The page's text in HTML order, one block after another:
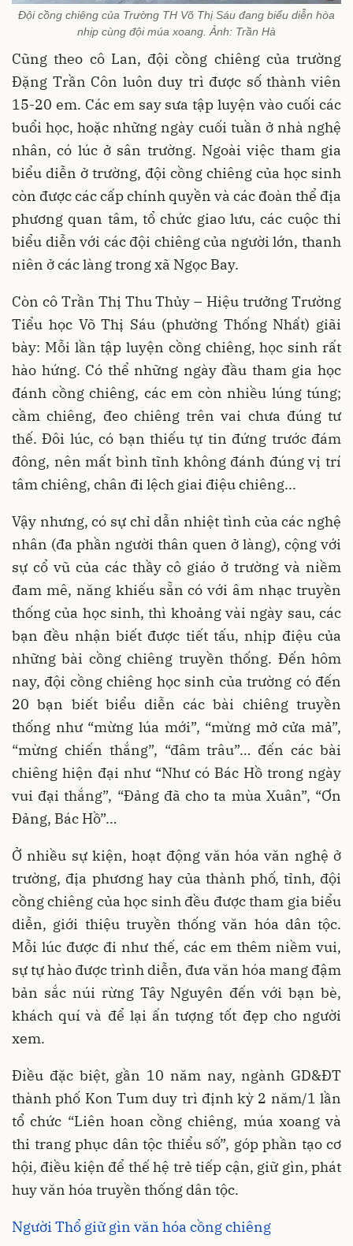
Đội cồng chiêng của Trường TH Võ Thị Sáu đang biểu diễn hòa
nhịp cùng đội múa xoang. Ảnh: Trần Hà
Cũng theo cô Lan, đội cồng chiêng của trường
Đặng Trần Côn luôn duy trì được số thành viên
15-20 em. Các em say sưa tập luyện vào cuối các
buổi học, hoặc những ngày cuối tuần ở nhà nghệ
nhân, có lúc ở sân trường. Ngoài việc tham gia
biểu diễn ở trường, đội cồng chiêng của học sinh
còn được các cấp chính quyền và các đoàn thể địa
phương quan tâm, tổ chức giao lưu, các cuộc thi
biểu diễn với các đội chiêng của người lớn, thanh
niên ở các làng trong xã Ngọc Bay.
Còn cô Trần Thị Thu Thủy – Hiệu trưởng Trường
Tiểu học Võ Thị Sáu (phường Thống Nhất) giãi
bày: Mỗi lần tập luyện cồng chiêng, học sinh rất
hào hứng. Có thể những ngày đầu tham gia học
đánh cồng chiêng, các em còn nhiều lúng túng;
cầm chiêng, đeo chiêng trên vai chưa đúng tư
thế. Đôi lúc, có bạn thiếu tự tin đứng trước đám
đông, nên mất bình tĩnh không đánh đúng vị trí
tâm chiêng, chân đi lệch giai điệu chiêng...
Vậy nhưng, có sự chỉ dẫn nhiệt tình của các nghệ
nhân (đa phần người thân quen ở làng), cộng với
sự cổ vũ của các thầy cô giáo ở trường và niềm
đam mê, năng khiếu sẵn có với âm nhạc truyền
thống của học sinh, thì khoảng vài ngày sau, các
bạn đều nhận biết được tiết tấu, nhịp điệu của
những bài cồng chiêng truyền thống. Đến hôm
nay, đội cồng chiêng học sinh của trường có đến
20 bạn biết biểu diễn các bài chiêng truyền
thống như “mừng lúa mới”, “mừng mở cửa mả”,
“mừng chiến thắng”, “đâm trâu”… đến các bài
chiêng hiện đại như “Như có Bác Hồ trong ngày
vui đại thắng”, “Đảng đã cho ta mùa Xuân”, “Ơn
Đảng, Bác Hồ”…
Ở nhiều sự kiện, hoạt động văn hóa văn nghệ ở
trường, địa phương hay của thành phố, tỉnh, đội
cồng chiêng của học sinh đều được tham gia biểu
diễn, giới thiệu truyền thống văn hóa dân tộc.
Mỗi lúc được đi như thế, các em thêm niềm vui,
sự tự hào được trình diễn, đưa văn hóa mang đậm
bản sắc núi rừng Tây Nguyên đến với bạn bè,
khách quí và để lại ấn tượng tốt đẹp cho người
xem.
Điều đặc biệt, gần 10 năm nay, ngành GD&ĐT
thành phố Kon Tum duy trì định kỳ 2 năm/1 lần
tổ chức “Liên hoan cồng chiêng, múa xoang và
thi trang phục dân tộc thiểu số”, góp phần tạo cơ
hội, điều kiện để thế hệ trẻ tiếp cận, giữ gìn, phát
huy văn hóa truyền thống dân tộc.
Người Thổ giữ gìn văn hóa cồng chiêng